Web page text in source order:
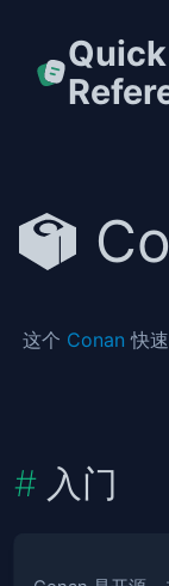
Quick
这个 Conan 快
入门